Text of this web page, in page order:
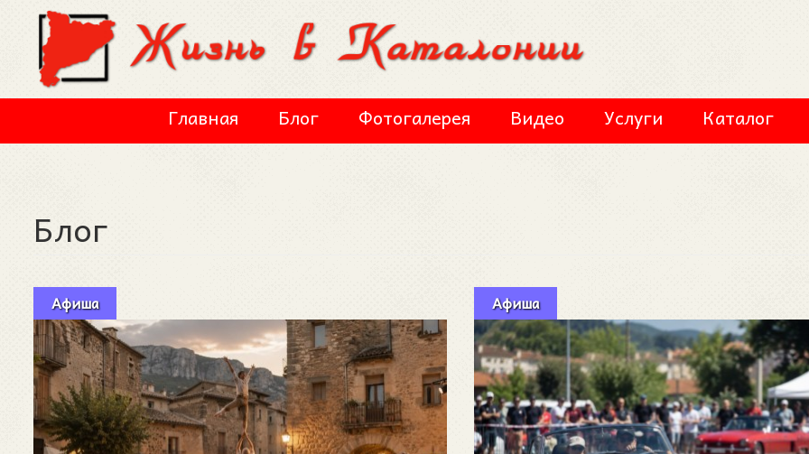
Перейти к основному содержанию
Главная Блог Фотогалерея Видео Услуги Каталог
Блог
Афиша Афиша